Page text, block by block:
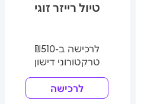
טיול רייזר זוגי
לרכישה ב-₪510
טרקטורוני דישון
לרכישה